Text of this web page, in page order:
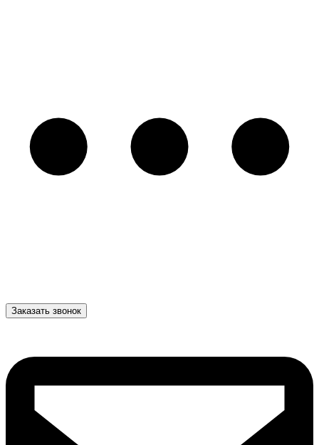
Заказать звонок